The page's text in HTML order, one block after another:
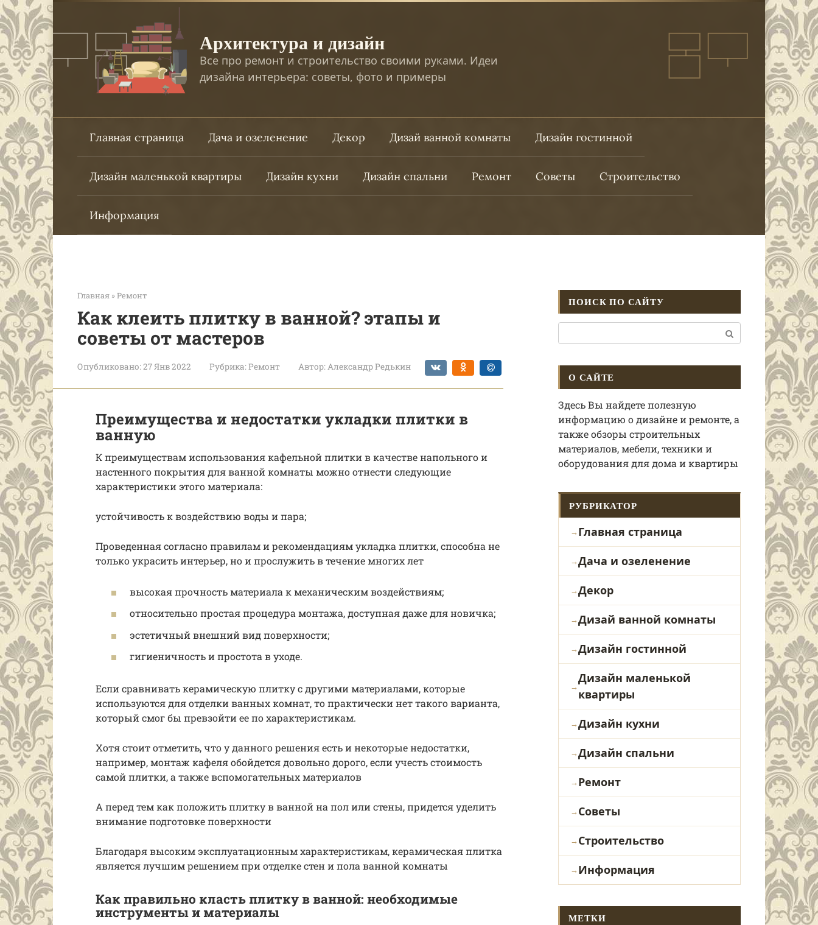
Перейти
к
контенту
Архитектура и дизайн
Все про ремонт и строительство своими руками. Идеи
дизайна интерьера: советы, фото и примеры
Главная страница Дача и озеленение Декор Дизай ванной комнаты Дизайн гостинной
Дизайн маленькой квартиры Дизайн кухни Дизайн спальни Ремонт Советы Строительство
Информация
Главная »Ремонт
Как клеить плитку в ванной? этапы и
советы от мастеров
Опубликовано:27 Янв 2022 Рубрика:Ремонт Автор:Александр Редькин
Преимущества и недостатки укладки плитки в
ванную
К преимуществам использования кафельной плитки в качестве напольного и
настенного покрытия для ванной комнаты можно отнести следующие
характеристики этого материала:
устойчивость к воздействию воды и пара;
Проведенная согласно правилам и рекомендациям укладка плитки, способна не
только украсить интерьер, но и прослужить в течение многих лет
высокая прочность материала к механическим воздействиям;
относительно простая процедура монтажа, доступная даже для новичка;
эстетичный внешний вид поверхности;
гигиеничность и простота в уходе.
Если сравнивать керамическую плитку с другими материалами, которые
используются для отделки ванных комнат, то практически нет такого варианта,
который смог бы превзойти ее по характеристикам.
Хотя стоит отметить, что у данного решения есть и некоторые недостатки,
например, монтаж кафеля обойдется довольно дорого, если учесть стоимость
самой плитки, а также вспомогательных материалов
А перед тем как положить плитку в ванной на пол или стены, придется уделить
внимание подготовке поверхности
Благодаря высоким эксплуатационным характеристикам, керамическая плитка
является лучшим решением при отделке стен и пола ванной комнаты
Как правильно класть плитку в ванной: необходимые
инструменты и материалы
ПОИСК ПО САЙТУ
О САЙТЕ
Здесь Вы найдете полезную
информацию о дизайне и ремонте, а
также обзоры строительных
материалов, мебели, техники и
оборудования для дома и квартиры
РУБРИКАТОР
Главная страница
Дача и озеленение
Декор
Дизай ванной комнаты
Дизайн гостинной
Дизайн маленькой
квартиры
Дизайн кухни
Дизайн спальни
Ремонт
Советы
Строительство
Информация
МЕТКИ